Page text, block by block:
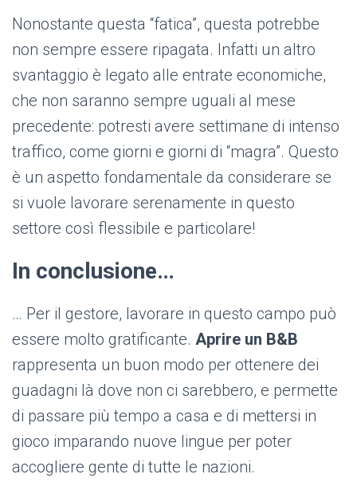
Nonostante questa “fatica”, questa potrebbe
non sempre essere ripagata. Infatti un altro
svantaggio è legato alle entrate economiche,
che non saranno sempre uguali al mese
precedente: potresti avere settimane di intenso
traffico, come giorni e giorni di “magra”. Questo
è un aspetto fondamentale da considerare se
si vuole lavorare serenamente in questo
settore così flessibile e particolare!
In conclusione…
… Per il gestore, lavorare in questo campo può
essere molto gratificante. Aprire un B&B
rappresenta un buon modo per ottenere dei
guadagni là dove non ci sarebbero, e permette
di passare più tempo a casa e di mettersi in
gioco imparando nuove lingue per poter
accogliere gente di tutte le nazioni.